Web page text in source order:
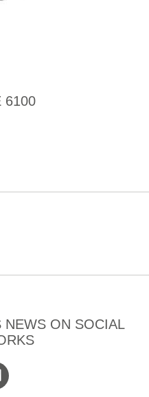
6100
NEWS ON SOCIAL